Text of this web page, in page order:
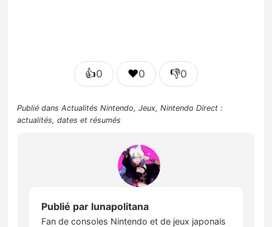
👍0 ❤️0 👎0
Publié dansActualités Nintendo,Jeux,Nintendo Direct :
actualités, dates et résumés
Publié par lunapolitana
Fan de consoles Nintendo et de jeux japonais